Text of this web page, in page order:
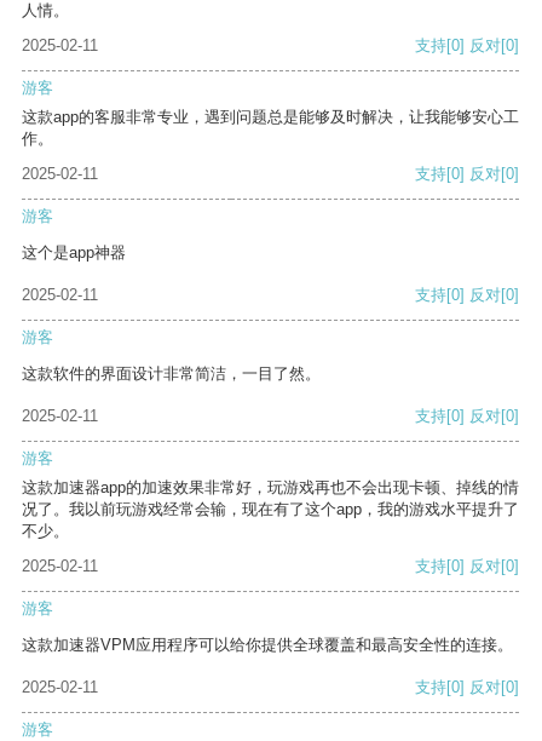
人情。
2025-02-11
支持[0] 反对[0]
游客
这款app的客服非常专业，遇到问题总是能够及时解决，让我能够安心工
作。
2025-02-11
支持[0] 反对[0]
游客
这个是app神器
2025-02-11 支持[0] 反对[0]
游客
这款软件的界面设计非常简洁，一目了然。
2025-02-11 支持[0] 反对[0]
游客
这款加速器app的加速效果非常好，玩游戏再也不会出现卡顿、掉线的情
况了。我以前玩游戏经常会输，现在有了这个app，我的游戏水平提升了
不少。
2025-02-11
支持[0] 反对[0]
游客
这款加速器VPM应用程序可以给你提供全球覆盖和最高安全性的连接。
2025-02-11 支持[0] 反对[0]
游客